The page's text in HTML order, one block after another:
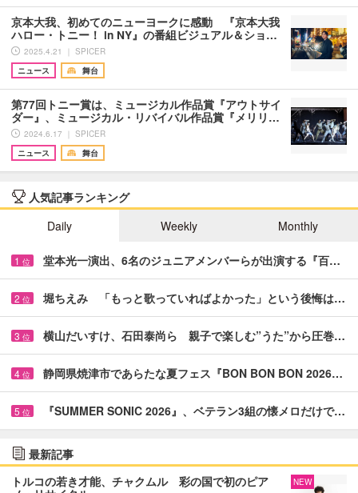
京本大我、初めてのニューヨークに感動 『京本大我
ハロー・トニー！ in NY』の番組ビジュアル＆ショ…
2025.4.21 ｜ SPICER
ニュース
舞台
第77回トニー賞は、ミュージカル作品賞『アウトサイ
ダー』、ミュージカル・リバイバル作品賞『メリリ…
2024.6.17 ｜ SPICER
ニュース
舞台
人気記事ランキング
Daily
Weekly Monthly
1 位 堂本光一演出、6名のジュニアメンバーらが出演する『百…
2 位 堀ちえみ 「もっと歌っていればよかった」という後悔は…
3 位 横山だいすけ、石田泰尚ら 親子で楽しむ”うた”から圧巻…
4 位 静岡県焼津市であらたな夏フェス『BON BON BON 2026…
5 位 『SUMMER SONIC 2026』、ベテラン3組の懐メロだけで…
最新記事
トルコの若き才能、チャクムル 彩の国で初のピア
NEW